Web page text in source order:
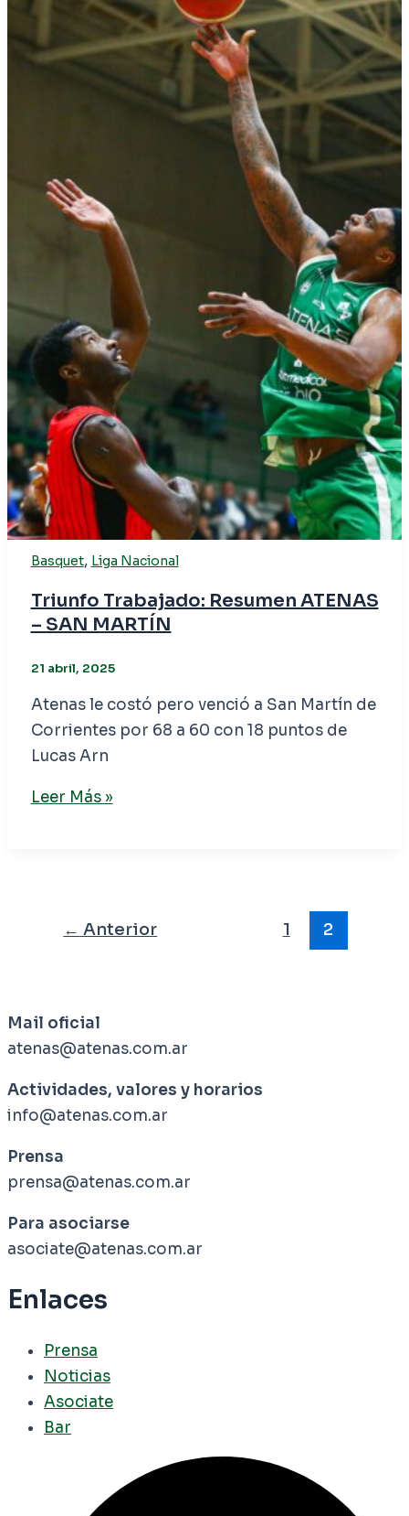
Basquet, Liga Nacional
Triunfo Trabajado: Resumen ATENAS
– SAN MARTÍN
21 abril, 2025
Atenas le costó pero venció a San Martín de
Corrientes por 68 a 60 con 18 puntos de
Lucas Arn
Leer Más »
← Anterior 1 2
Mail oficial
atenas@atenas.com.ar
Actividades, valores y horarios
info@atenas.com.ar
Prensa
prensa@atenas.com.ar
Para asociarse
asociate@atenas.com.ar
Enlaces
Prensa
Noticias
Asociate
Bar